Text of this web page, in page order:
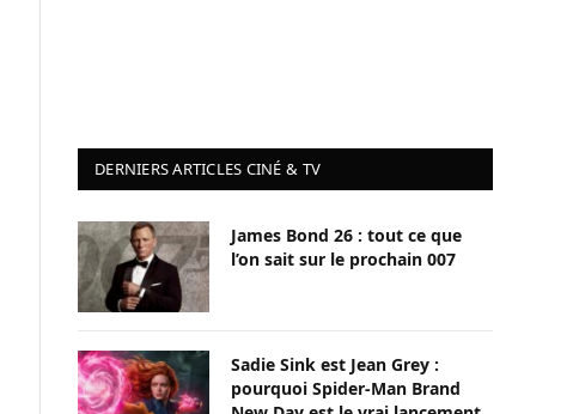
DERNIERS ARTICLES CINÉ & TV
James Bond 26 : tout ce que
l’on sait sur le prochain 007
Sadie Sink est Jean Grey :
pourquoi Spider-Man Brand